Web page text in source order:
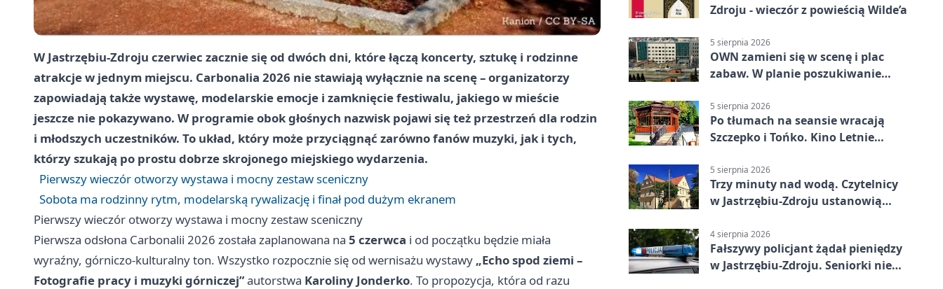
W Jastrzębiu-Zdroju czerwiec zacznie się od dwóch dni, które łączą koncerty, sztukę i rodzinne
atrakcje w jednym miejscu. Carbonalia 2026 nie stawiają wyłącznie na scenę – organizatorzy
zapowiadają także wystawę, modelarskie emocje i zamknięcie festiwalu, jakiego w mieście
jeszcze nie pokazywano. W programie obok głośnych nazwisk pojawi się też przestrzeń dla rodzin
i młodszych uczestników. To układ, który może przyciągnąć zarówno fanów muzyki, jak i tych,
którzy szukają po prostu dobrze skrojonego miejskiego wydarzenia.
Pierwszy wieczór otworzy wystawa i mocny zestaw sceniczny
Sobota ma rodzinny rytm, modelarską rywalizację i finał pod dużym ekranem
Pierwszy wieczór otworzy wystawa i mocny zestaw sceniczny
Pierwsza odsłona Carbonalii 2026 została zaplanowana na 5 czerwca i od początku będzie miała
wyraźny, górniczo-kulturalny ton. Wszystko rozpocznie się od wernisażu wystawy „Echo spod ziemi –
Fotografie pracy i muzyki górniczej”autorstwa Karoliny Jonderko. To propozycja, która od razu
Zdroju - wieczór z powieścią Wilde’a
5 sierpnia 2026
OWN zamieni się w scenę i plac
zabaw. W planie poszukiwanie
5 sierpnia 2026
Po tłumach na seansie wracają
Szczepko i Tońko. Kino Letnie
5 sierpnia 2026
Trzy minuty nad wodą. Czytelnicy
w Jastrzębiu-Zdroju ustanowią
4 sierpnia 2026
Fałszywy policjant żądał pieniędzy
w Jastrzębiu-Zdroju. Seniorki nie